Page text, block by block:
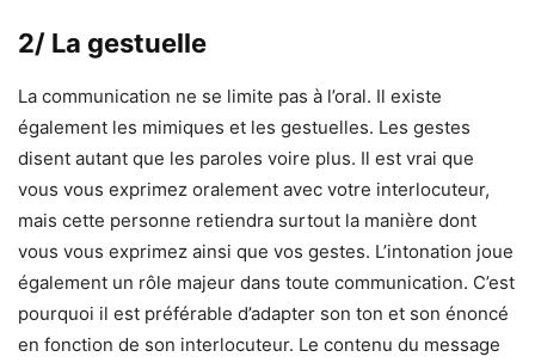
2/ La gestuelle
La communication ne se limite pas à l’oral. Il existe
également les mimiques et les gestuelles. Les gestes
disent autant que les paroles voire plus. Il est vrai que
vous vous exprimez oralement avec votre interlocuteur,
mais cette personne retiendra surtout la manière dont
vous vous exprimez ainsi que vos gestes. L’intonation joue
également un rôle majeur dans toute communication. C’est
pourquoi il est préférable d’adapter son ton et son énoncé
en fonction de son interlocuteur. Le contenu du message